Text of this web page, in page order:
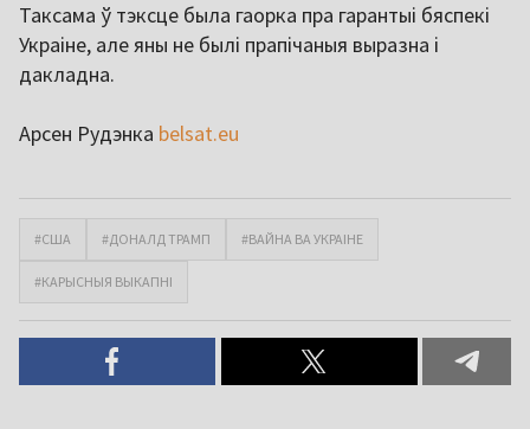
Таксама ў тэксце была гаорка пра гарантыі бяспекі
Украіне, але яны не былі прапічаныя выразна і
дакладна.
Арсен Рудэнка belsat.eu
#CША #ДОНАЛД ТРАМП #ВАЙНА ВА УКРАІНЕ
#КАРЫСНЫЯ ВЫКАПНІ